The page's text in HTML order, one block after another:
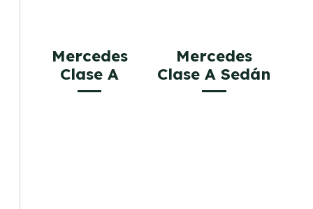
Mercedes
Clase A
Mercedes
Clase A Sedán